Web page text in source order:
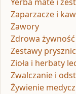
Zaparzacze i
Zawory
Zdrowa żywność
Zestawy
Zioła i herbaty
Zwalczanie i
Żywienie